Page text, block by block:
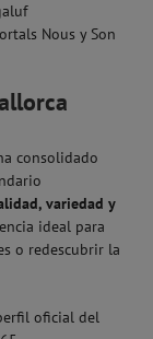
Nous y Son
consolidado
variedad y
ideal para
o redescubrir la
oficial del